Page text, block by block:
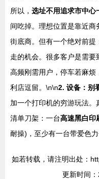
所以， 选址不用追求市中心
间吃掉。理想位置是靠近
街底商。但有一个绝对前提
走的机会。很多客户是需
高频刚需用户，停车若麻烦
利店逗留。\n\n2. 设备：别
加一个打印机的穷游玩法
清单刀架：一台高速黑白印
耐操)，至少有一台带爱色
如若转载，请注明出处：
更新时间